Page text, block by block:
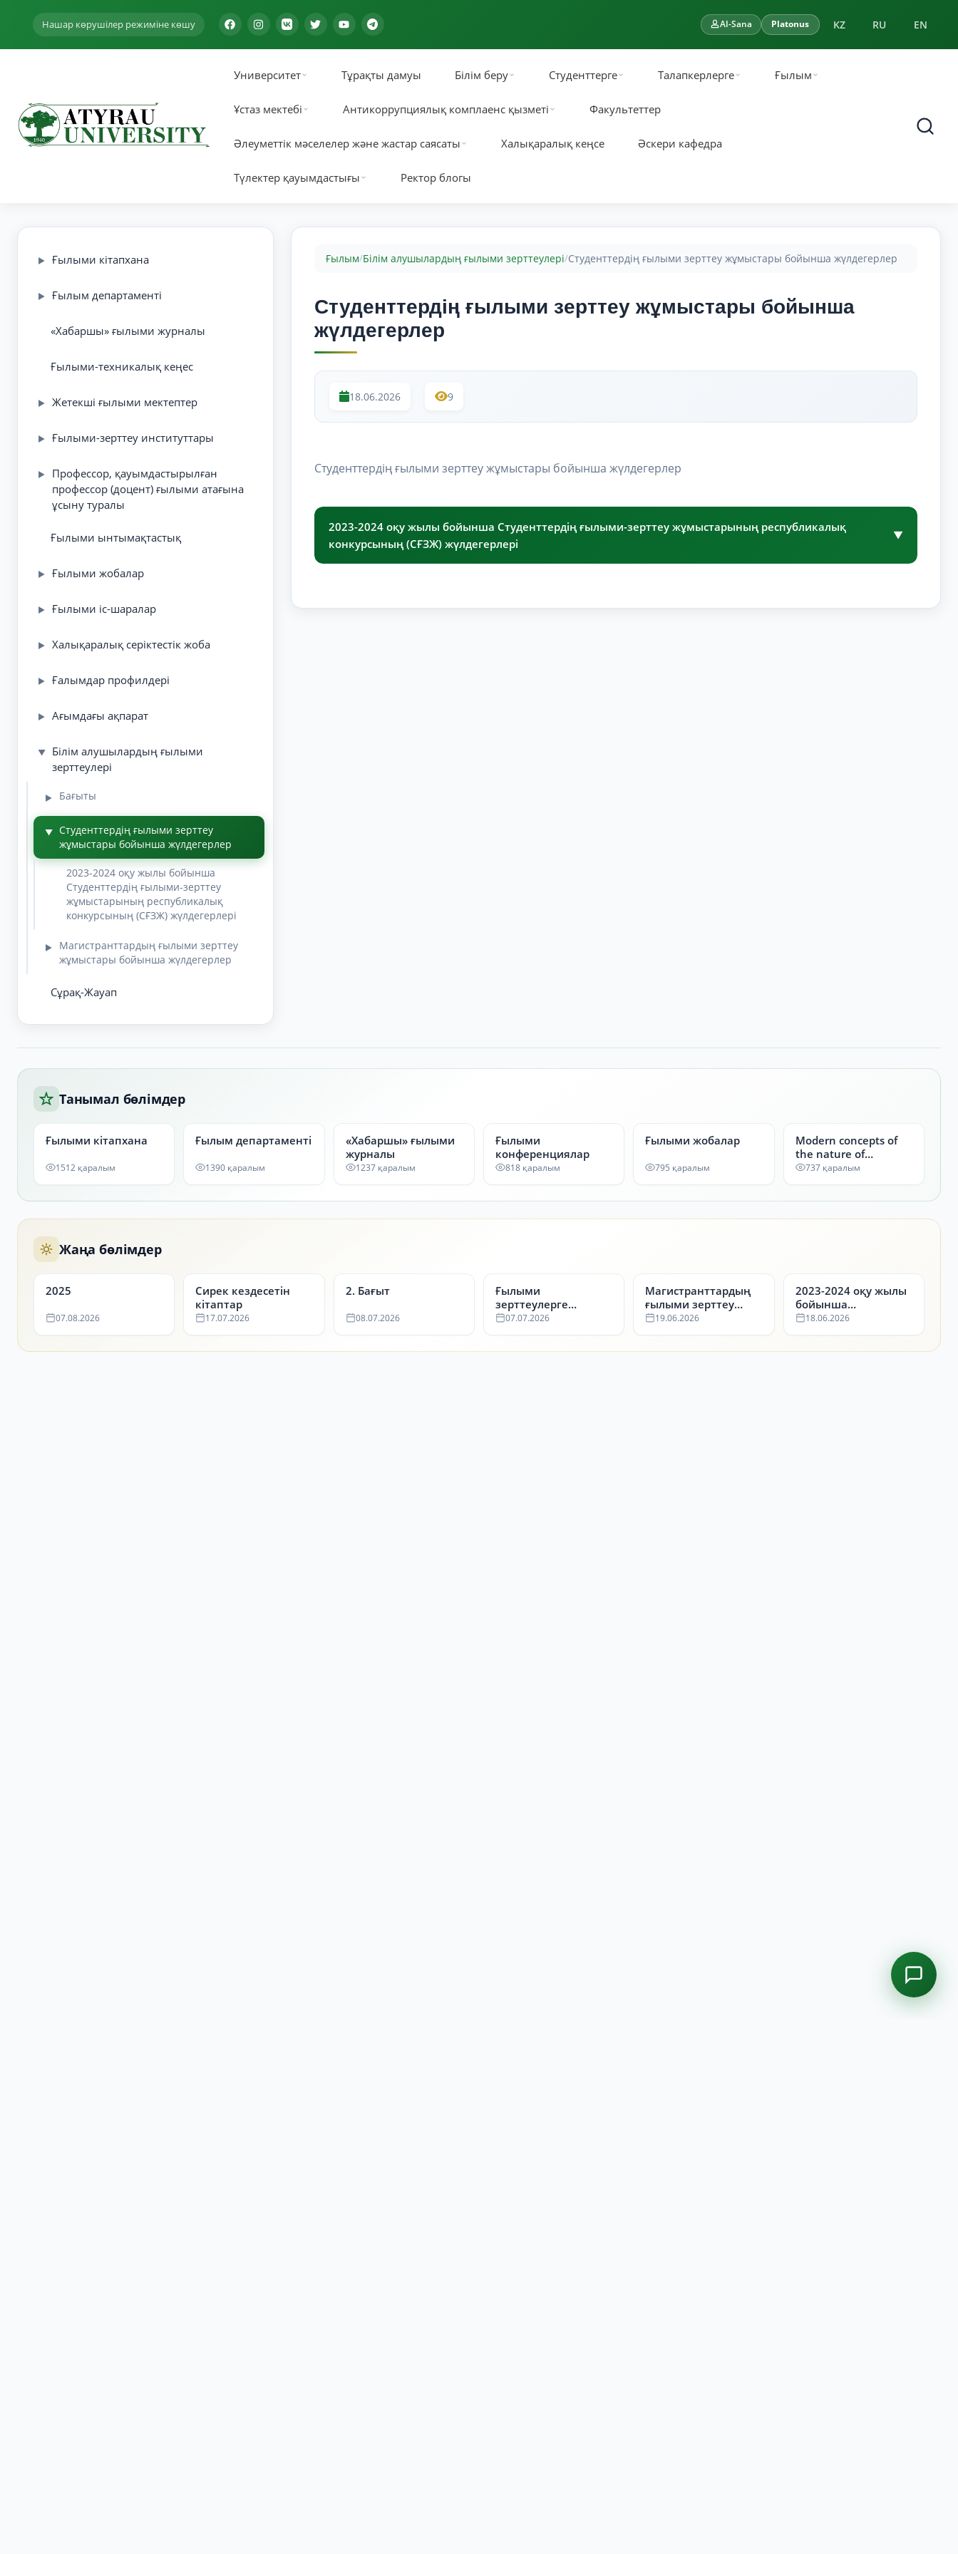
Нашар көрушілер режиміне көшу AI-Sana Platonus KZ RU EN
Университет Тұрақты дамуы Білім беру Студенттерге Талапкерлерге Ғылым
Ұстаз мектебі Антикоррупциялық комплаенс қызметі Факультеттер
Әлеуметтік мәселелер және жастар саясаты Халықаралық кеңсе Әскери кафедра
Түлектер қауымдастығы Ректор блогы
▶ Ғылыми кітапхана
▶ Ғылым департаменті
«Хабаршы» ғылыми журналы
Ғылыми-техникалық кеңес
▶ Жетекші ғылыми мектептер
▶ Ғылыми-зерттеу институттары
▶
Профессор, қауымдастырылған
профессор (доцент) ғылыми атағына
ұсыну туралы
Ғылыми ынтымақтастық
▶ Ғылыми жобалар
▶ Ғылыми іс-шаралар
▶ Халықаралық серіктестік жоба
▶ Ғалымдар профилдері
▶ Ағымдағы ақпарат
▼
Білім алушылардың ғылыми
зерттеулері
▶ Бағыты
▼
Студенттердің ғылыми зерттеу
жұмыстары бойынша жүлдегерлер
2023-2024 оқу жылы бойынша
Студенттердің ғылыми-зерттеу
жұмыстарының республикалық
конкурсының (СҒЗЖ) жүлдегерлері
▶
Магистранттардың ғылыми зерттеу
жұмыстары бойынша жүлдегерлер
Сұрақ-Жауап
Ғылым/Білім алушылардың ғылыми зерттеулері/Студенттердің ғылыми зерттеу жұмыстары бойынша жүлдегерлер
Студенттердің ғылыми зерттеу жұмыстары бойынша
жүлдегерлер
18.06.2026 9
Студенттердің ғылыми зерттеу жұмыстары бойынша жүлдегерлер
2023-2024 оқу жылы бойынша Студенттердің ғылыми-зерттеу жұмыстарының республикалық
конкурсының (СҒЗЖ) жүлдегерлері
▼
Танымал бөлімдер
Ғылыми кітапхана
1512 қаралым
Ғылым департаменті
1390 қаралым
«Хабаршы» ғылыми
журналы
1237 қаралым
Ғылыми
конференциялар
818 қаралым
Ғылыми жобалар
795 қаралым
Modern concepts of
the nature of
chemical bonding:
737 қаралым
Жаңа бөлімдер
2025
07.08.2026
Сирек кездесетін
кітаптар
17.07.2026
2. Бағыт
08.07.2026
Ғылыми
зерттеулерге
арналған
07.07.2026
Магистранттардың
ғылыми зерттеу
жұмыстары
19.06.2026
2023-2024 оқу жылы
бойынша
Студенттердің
18.06.2026